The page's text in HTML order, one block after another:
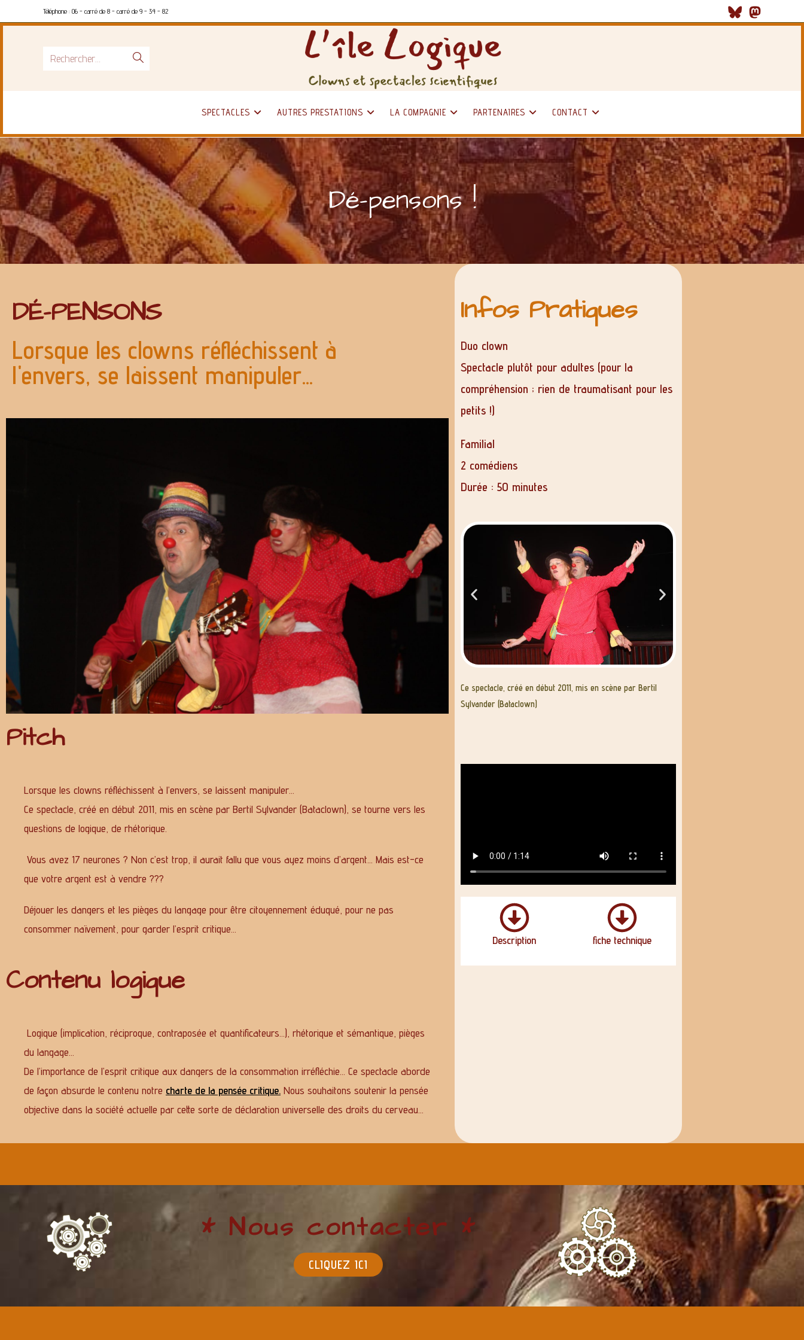
Téléphone : 06 - carré de 8 - carré de 9 - 34 - 82
Rechercher…
SPECTACLES AUTRES PRESTATIONS LA COMPAGNIE PARTENAIRES CONTACT
Dé-pensons !
DÉ-PENSONS
Lorsque les clowns réfléchissent à
l'envers, se laissent manipuler...
Pitch
Lorsque les clowns réfléchissent à l’envers, se laissent manipuler…
Ce spectacle, créé en début 2011, mis en scène par Bertil Sylvander (Bataclown), se tourne vers les
questions de logique, de rhétorique.
Vous avez 17 neurones ? Non c’est trop, il aurait fallu que vous ayez moins d’argent… Mais est-ce
que votre argent est à vendre ???
Déjouer les dangers et les pièges du langage pour être citoyennement éduqué, pour ne pas
consommer naïvement, pour garder l’esprit critique…
Contenu logique
Logique (implication, réciproque, contraposée et quantificateurs…), rhétorique et sémantique, pièges
du langage…
De l’importance de l’esprit critique aux dangers de la consommation irréfléchie… Ce spectacle aborde
de façon absurde le contenu notre charte de la pensée critique. Nous souhaitons soutenir la pensée
objective dans la société actuelle par cette sorte de déclaration universelle des droits du cerveau…
Infos Pratiques
Duo clown
Spectacle plutôt pour adultes (pour la
compréhension ; rien de traumatisant pour les
petits !)
Familial
2 comédiens
Durée : 50 minutes
Ce spectacle, créé en début 2011, mis en scène par Bertil
Sylvander (Bataclown)
Description fiche technique
* Nous contacter *
CLIQUEZ ICI